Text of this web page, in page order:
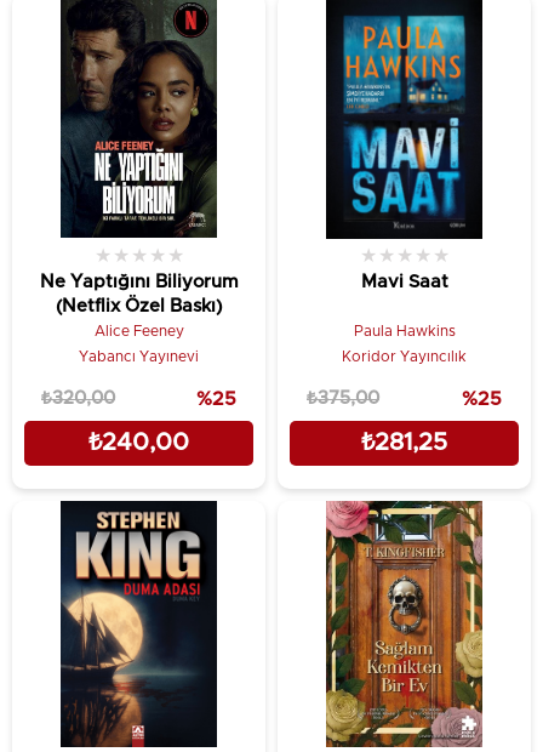
Ne Yaptığını Biliyorum
(Netflix Özel Baskı)
★ ★ ★ ★ ★
Alice Feeney
Yabancı Yayınevi
₺240,00
₺320,00 %25
Mavi Saat
★ ★ ★ ★ ★
Paula Hawkins
Koridor Yayıncılık
₺281,25
₺375,00 %25